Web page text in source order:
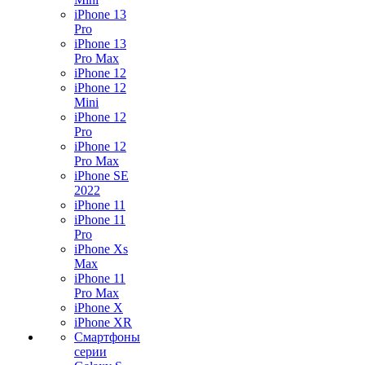
iPhone 13
Pro
iPhone 13
Pro Max
iPhone 12
iPhone 12
Mini
iPhone 12
Pro
iPhone 12
Pro Max
iPhone SE
2022
iPhone 11
iPhone 11
Pro
iPhone Xs
Max
iPhone 11
Pro Max
iPhone X
iPhone XR
Смартфоны
серии